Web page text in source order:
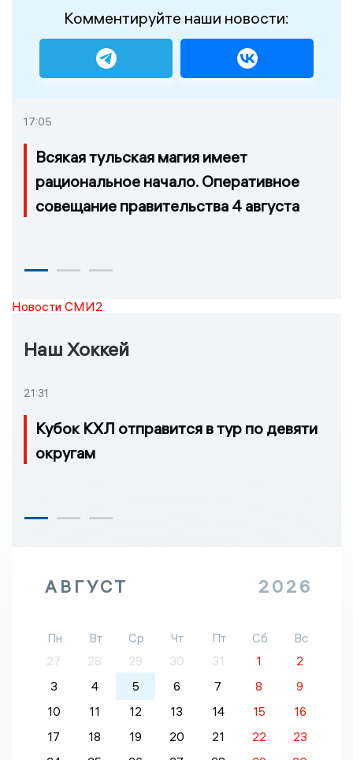
Комментируйте наши новости:
17:05
Всякая тульская магия имеет
рациональное начало. Оперативное
совещание правительства 4 августа
Новости СМИ2
Наш Хоккей
21:31
Кубок КХЛ отправится в тур по девяти
округам
АВГУСТ 2026
Пн Вт Ср Чт Пт Сб
Вс
27
28 29 30 31 1
2
3
4 5 6 7 8
9
10
11 12 13 14 15
16
17
18 19 20 21 22
23